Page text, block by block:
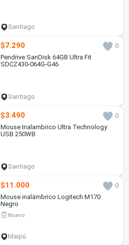
Santiago
$7.290
0
Pendrive SanDisk 64GB Ultra Fit
SDCZ430-064G-G46
Santiago
$3.490
0
Mouse Inalambrico Ultra Technology
USB 250WB
Santiago
$11.000
0
Mouse inalámbrico Logitech M170
Negro
Nuevo
Maipú